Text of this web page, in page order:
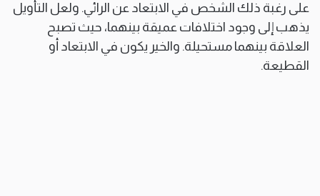
على رغبة ذلك الشخص في الابتعاد عن الرائي. ولعل التأويل
يذهب إلى وجود اختلافات عميقة بينهما، حيث تصبح
العلاقة بينهما مستحيلة. والخير يكون في الابتعاد أو
القطيعة.